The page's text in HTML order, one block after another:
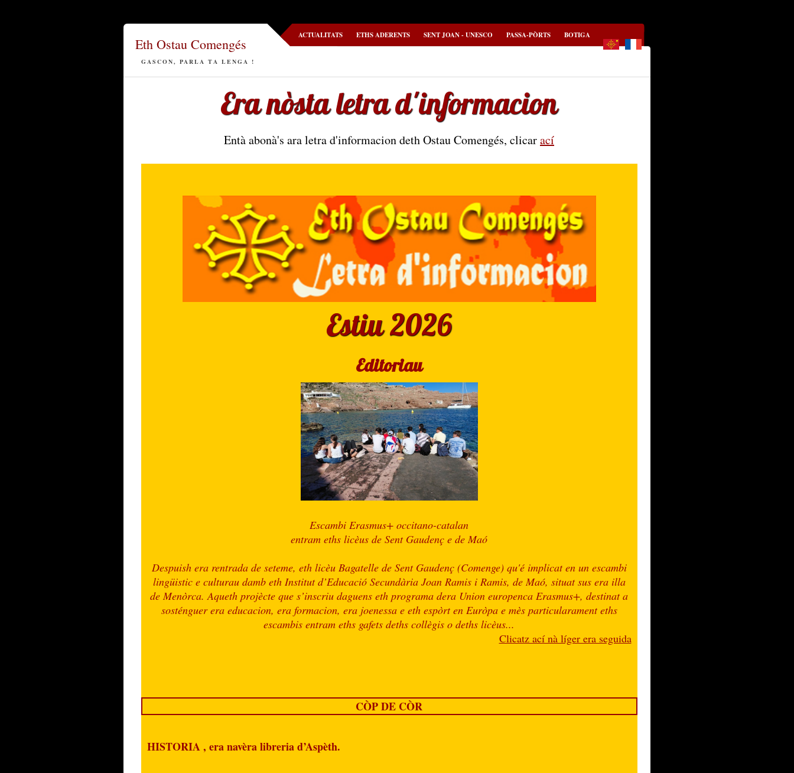
Eth Ostau Comengés
GASCON, PARLA TA LENGA !
ACTUALITATS ETHS ADERENTS SENT JOAN - UNESCO PASSA-PÒRTS BOTIGA
Era nòsta letra d'informacion
Entà abonà's ara letra d'informacion deth Ostau Comengés, clicarací
Estiu 2026
Editoriau
Escambi Erasmus+ occitano-catalan
entram eths licèus de Sent Gaudenç e de Maó
Despuish era rentrada de seteme, eth licèu Bagatellede Sent Gaudenç (Comenge) qu'é implicat en un escambi
lingüistic e culturau damb eth Institut d’Educació Secundària Joan Ramis i Ramis, de Maó, situat sus era illa
de Menòrca. Aqueth projècte que s’inscriu daguens eth programa dera Union europenca Erasmus+, destinat a
sosténguer era educacion, era formacion, era joenessa e eth espòrt en Euròpa e mès particularament eths
escambis entram eths gafets deths collègis o deths licèus...
Clicatz ací nà líger era seguida
CÒP DE CÒR
HISTORIA , era navèra libreria d’Aspèth.